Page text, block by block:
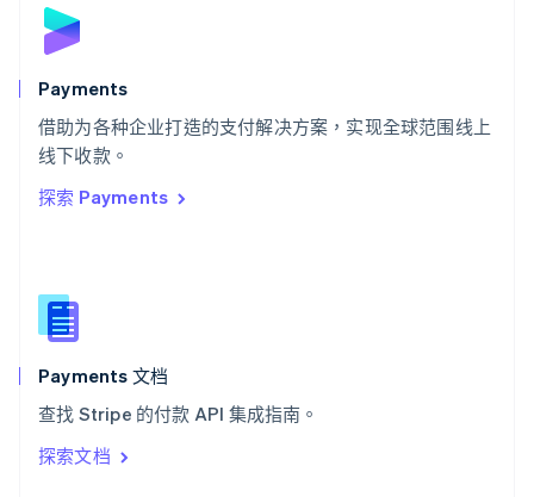
Payments
借助为各种企业打造的支付解决方案，实现全球范围线上
线下收款。
探索 Payments
Payments 文档
查找 Stripe 的付款 API 集成指南。
探索文档
English
斯洛文尼亚
泰国
ไทยEnglish
希腊
English
西班牙
新西兰
English
匈牙利
English
ItalianoEnglish
印度
English